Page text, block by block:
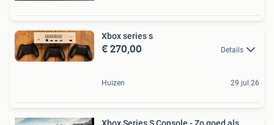
Xbox series s
€ 270,00 Details
Huizen 29 jul 26